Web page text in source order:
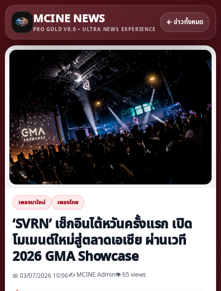
MCINE NEWS
PRO GOLD V8.0 • ULTRA NEWS EXPERIENCE
← ข่าวทั้งหมด
เพลงมาใหม่ เพลงไทย
‘SVRN’ เช็กอินไต้หวันครั้งแรก เปิด
โมเมนต์ใหม่สู่ตลาดเอเชีย ผ่านเวที
2026 GMA Showcase
📅 03/07/2026 10:06✍️ MCINE Admin👁 65 views